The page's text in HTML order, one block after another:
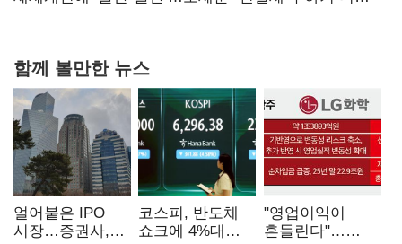
함께 볼만한 뉴스
얼어붙은 IPO
시장…증권사,
코스피, 반도체
쇼크에 4%대
"영업이익이
흔들린다"…